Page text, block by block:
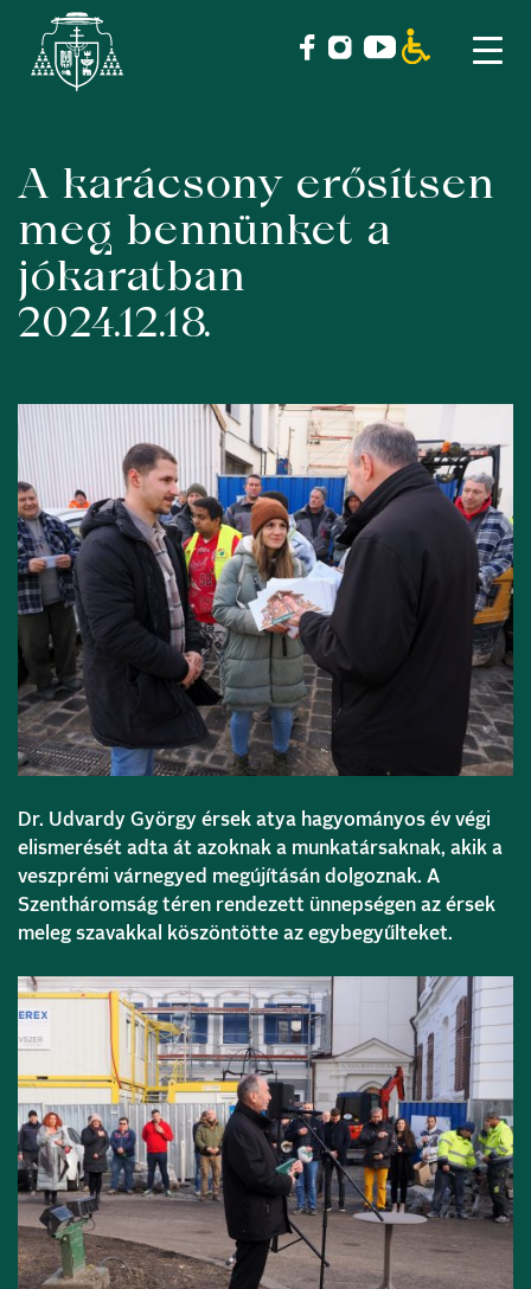
Skip
toA karácsony erősítsen
meg bennünket a
jókaratban
2024.12.18.
Dr. Udvardy György érsek atya hagyományos év végi
elismerését adta át azoknak a munkatársaknak, akik a
veszprémi várnegyed megújításán dolgoznak. A
Szentháromság téren rendezett ünnepségen az érsek
meleg szavakkal köszöntötte az egybegyűlteket.